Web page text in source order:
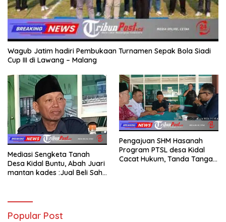
Wagub Jatim hadiri Pembukaan Turnamen Sepak Bola Siadi
Cup III di Lawang – Malang
Mediasi Sengketa Tanah
Desa Kidal Buntu, Abah Juari
mantan kades :Jual Beli Sah,
Membatalkan Hak Warga.
Pengajuan SHM Hasanah
Program PTSL desa Kidal
Cacat Hukum, Tanda Tangan
Popular Post